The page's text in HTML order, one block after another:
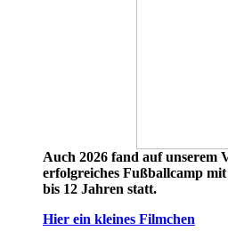
Auch 2026 fand auf unserem
erfolgreiches Fußballcamp
bis 12 Jahren statt.
Hier ein kleines Filmchen